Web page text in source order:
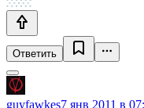
Ответить
guyfawkes7 янв 2011 в